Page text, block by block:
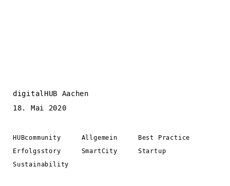
digitalHUB Aachen
18. Mai 2020
HUBcommunity Allgemein
Best Practice
Erfolgsstory
SmartCity
Startup
Sustainability